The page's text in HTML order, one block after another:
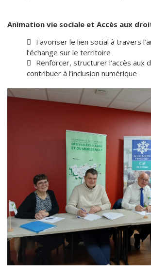
Animation vie sociale et Accès aux
Favoriser le lien social à travers
l’échange sur le territoire
Renforcer, structurer l’accès aux
contribuer à l’inclusion numérique